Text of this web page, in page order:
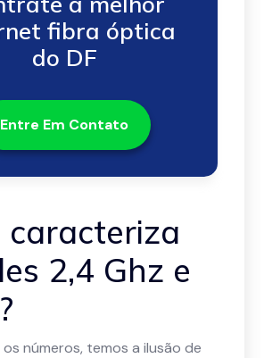
fibra óptica
do DF
Entre Em Contato
caracteriza
2,4 Ghz e
números, temos a ilusão de